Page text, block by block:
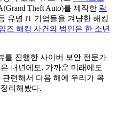
Theft Auto)를 제작한 락
유명 IT 기업들을 겨냥한 해킹
즈 해킹 사건의 범인은 한 소년
를 진행한 사이버 보안 전문가
내년에도, 가까운 미래에도
련해서 다음 해에 우리가 목
리해봤다.